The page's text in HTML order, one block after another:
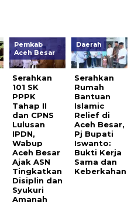
Pemkab
Aceh Besar
Serahkan
101 SK
PPPK
Tahap II
dan CPNS
Lulusan
IPDN,
Wabup
Aceh Besar
Ajak ASN
Tingkatkan
Disiplin dan
Syukuri
Amanah
Daerah
Serahkan
Rumah
Bantuan
Islamic
Relief di
Aceh Besar,
Pj Bupati
Iswanto:
Bukti Kerja
Sama dan
Keberkahan